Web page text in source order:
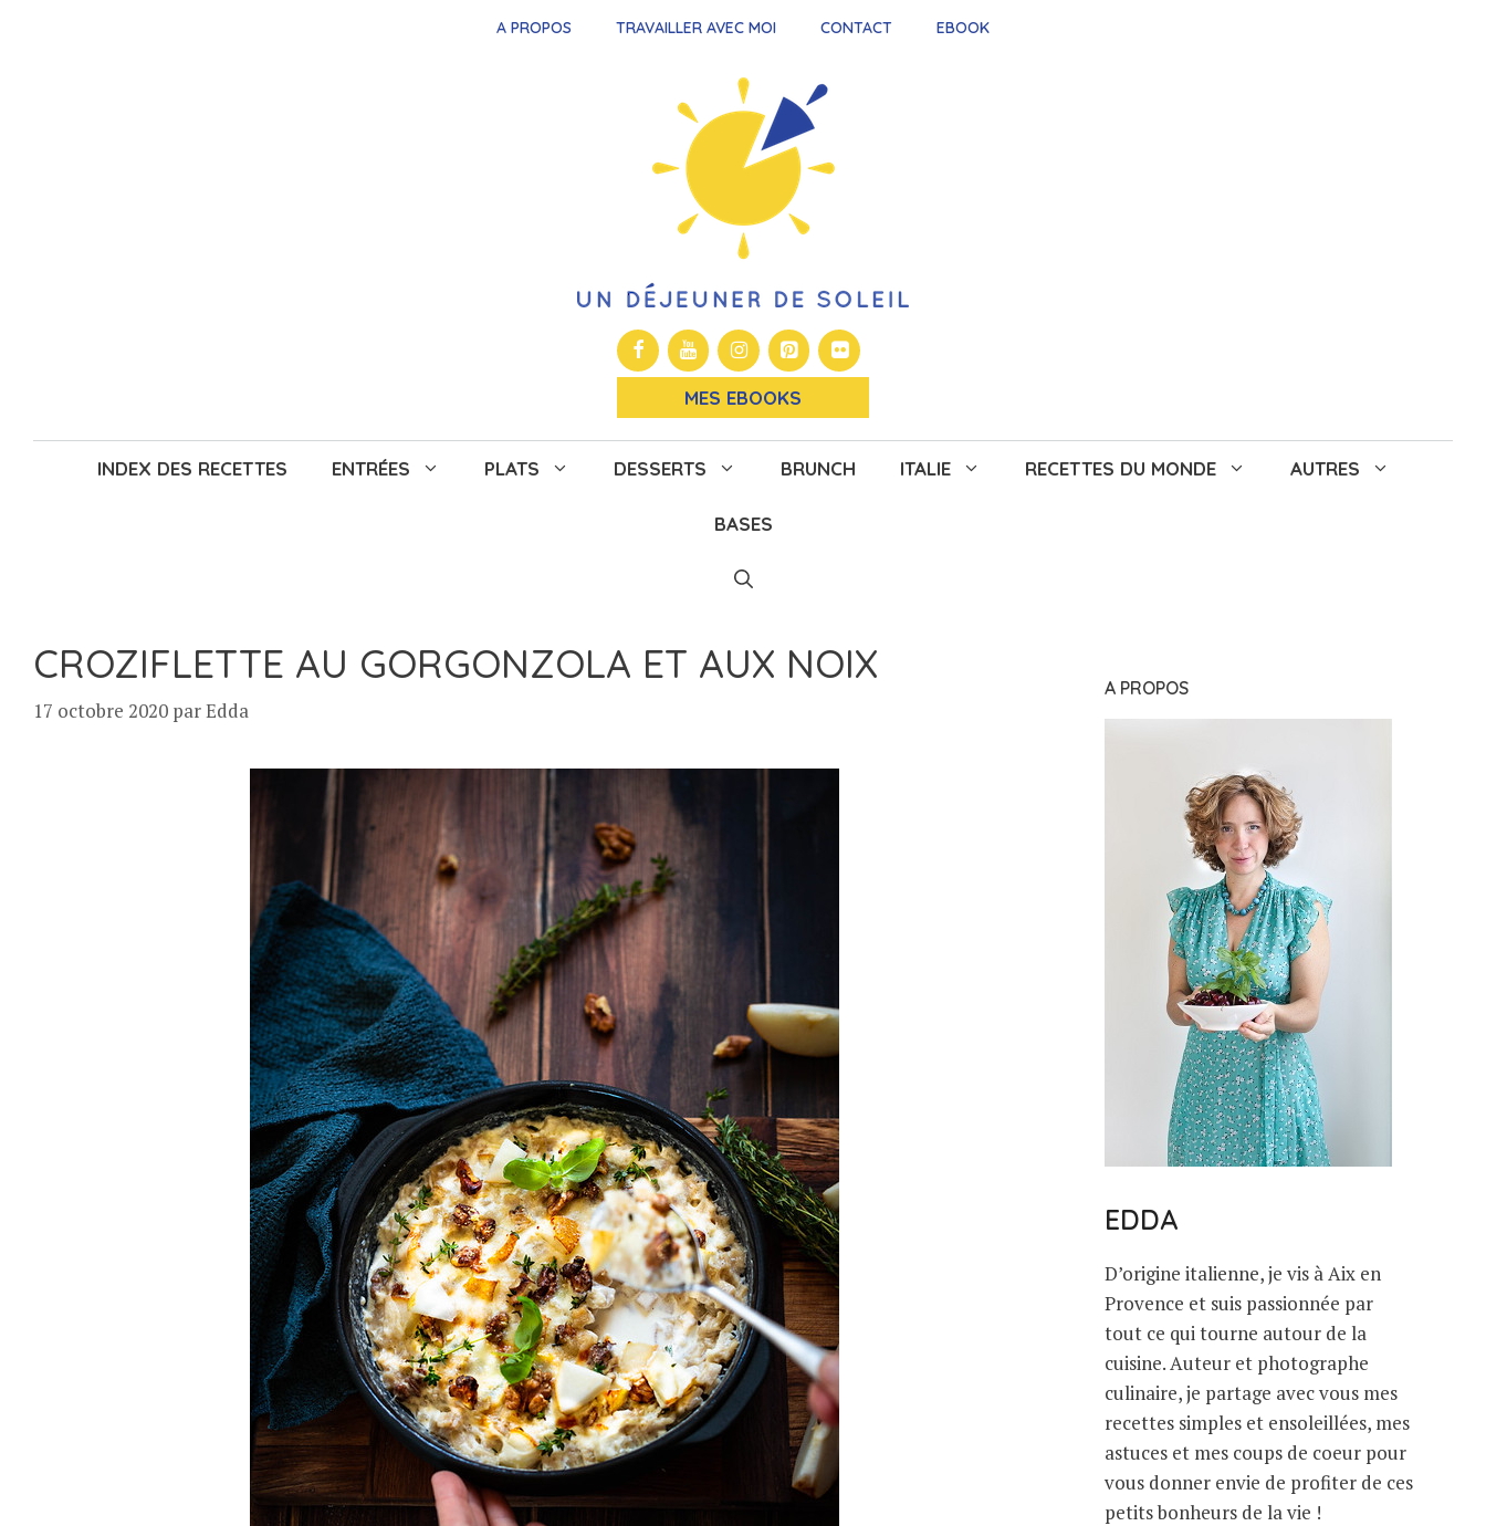
A PROPOS TRAVAILLER AVEC MOI CONTACT EBOOK
MES EBOOKS
INDEX DES RECETTES ENTRÉES PLATS DESSERTS BRUNCH ITALIE RECETTES DU MONDE AUTRES
BASES
CROZIFLETTE AU GORGONZOLA ET AUX NOIX
17 octobre 2020 parEdda
A PROPOS
EDDA
D’origine italienne, je vis à Aix en
Provence et suis passionnée par
tout ce qui tourne autour de la
cuisine. Auteur et photographe
culinaire, je partage avec vous mes
recettes simples et ensoleillées, mes
astuces et mes coups de coeur pour
vous donner envie de profiter de ces
petits bonheurs de la vie !